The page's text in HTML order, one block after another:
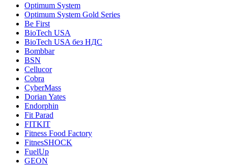
Optimum System
Optimum System Gold Series
Be First
BioTech USA
BioTech USA без НДС
Bombbar
BSN
Cellucor
Cobra
CyberMass
Dorian Yates
Endorphin
Fit Parad
FITKIT
Fitness Food Factory
FitnesSHOCK
FuelUp
GEON